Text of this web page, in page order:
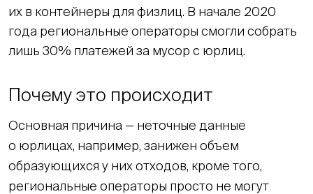
их в контейнеры для физлиц. В начале 2020
года региональные операторы смогли собрать
лишь 30% платежей за мусор с юрлиц.
Почему это происходит
Основная причина — неточные данные
о юрлицах, например, занижен объем
образующихся у них отходов, кроме того,
региональные операторы просто не могут